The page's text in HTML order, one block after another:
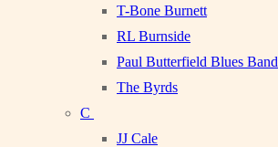
T-Bone Burnett
RL Burnside
Paul Butterfield Blues Band
The Byrds
C
JJ Cale